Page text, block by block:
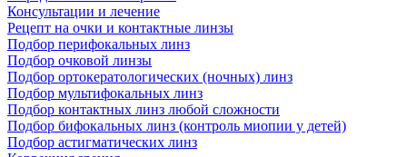
Консультации и лечение
Рецепт на очки и контактные линзы
Подбор перифокальных линз
Подбор очковой линзы
Подбор ортокератологических (ночных) линз
Подбор мультифокальных линз
Подбор контактных линз любой сложности
Подбор бифокальных линз (контроль миопии у детей)
Подбор астигматических линз